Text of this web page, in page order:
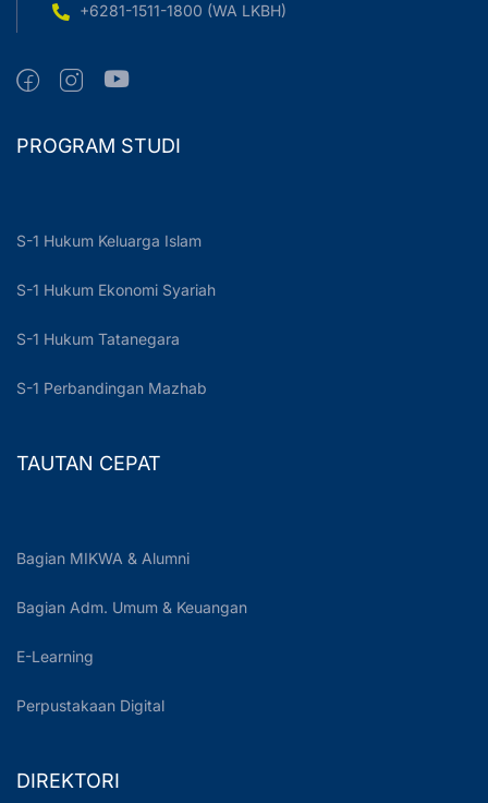
+6281-1511-1800 (WA LKBH)
PROGRAM STUDI
S-1 Hukum Keluarga Islam
S-1 Hukum Ekonomi Syariah
S-1 Hukum Tatanegara
S-1 Perbandingan Mazhab
TAUTAN CEPAT
Bagian MIKWA & Alumni
Bagian Adm. Umum & Keuangan
E-Learning
Perpustakaan Digital
DIREKTORI